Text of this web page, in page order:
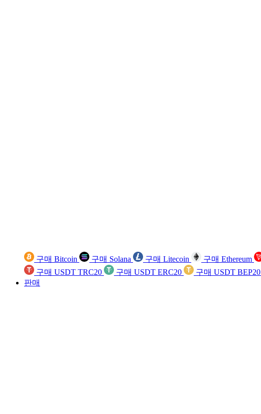
구매 Bitcoin 구매 Solana 구매 Litecoin 구매 Ethereum
구매 USDT TRC20
구매 USDT ERC20 구매 USDT BEP20
판매